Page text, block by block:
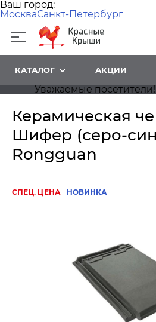
Ваш город:
МоскваСанкт-Петербург
КАТАЛОГ АКЦИИ
Уважаемые посетители!
Керамическая
Шифер (серо-
Rongguan
СПЕЦ. ЦЕНА НОВИНКА